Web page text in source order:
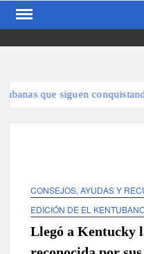
Skip
que siguen conquistando
CONSEJOS, AYUDAS Y
EDICIÓN DE EL
Llegó a Kentucky